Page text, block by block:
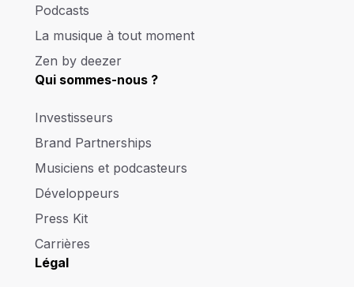
Podcasts
La musique à tout moment
Zen by deezer
Qui sommes-nous ?
Investisseurs
Brand Partnerships
Musiciens et podcasteurs
Développeurs
Press Kit
Carrières
Légal